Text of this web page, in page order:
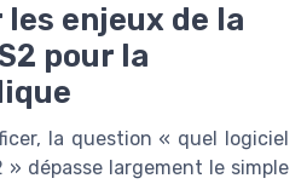
enjeux de la
pour la
la question « quel logiciel
dépasse largement le simple